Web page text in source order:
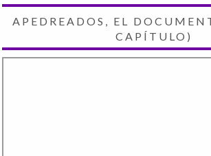
APEDREADOS, EL
CAPÍTULO)